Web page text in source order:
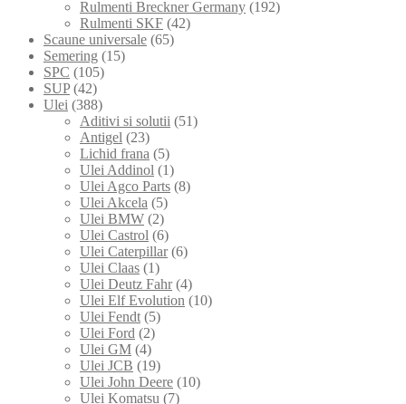
Rulmenti Breckner Germany (192)
Rulmenti SKF (42)
Scaune universale (65)
Semering (15)
SPC (105)
SUP (42)
Ulei (388)
Aditivi si solutii (51)
Antigel (23)
Lichid frana (5)
Ulei Addinol (1)
Ulei Agco Parts (8)
Ulei Akcela (5)
Ulei BMW (2)
Ulei Castrol (6)
Ulei Caterpillar (6)
Ulei Claas (1)
Ulei Deutz Fahr (4)
Ulei Elf Evolution (10)
Ulei Fendt (5)
Ulei Ford (2)
Ulei GM (4)
Ulei JCB (19)
Ulei John Deere (10)
Ulei Komatsu (7)